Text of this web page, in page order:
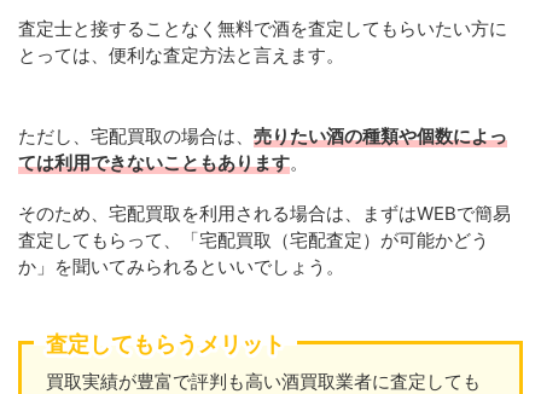
査定士と接することなく無料で酒を査定してもらいたい方に
とっては、便利な査定方法と言えます。
ただし、宅配買取の場合は、 売りたい酒の種類や個数によっ
ては利用できないこともあります。
そのため、宅配買取を利用される場合は、まずはWEBで簡易
査定してもらって、「宅配買取（宅配査定）が可能かどう
か」を聞いてみられるといいでしょう。
査定してもらうメリット
買取実績が豊富で評判も高い酒買取業者に査定しても